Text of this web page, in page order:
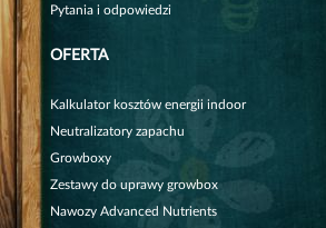
Pytania i odpowiedzi
OFERTA
Kalkulator kosztów energii indoor
Neutralizatory zapachu
Growboxy
Zestawy do uprawy growbox
Nawozy Advanced Nutrients